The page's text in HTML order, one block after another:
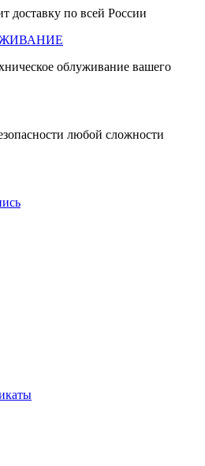
доставку по всей России
облуживание вашего
любой сложности